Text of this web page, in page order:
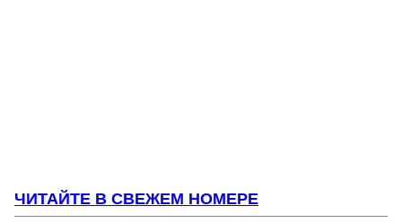
ЧИТАЙТЕ В СВЕЖЕМ НОМЕРЕ